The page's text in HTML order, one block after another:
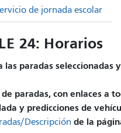
de jornada escolar
24: Horarios
paradas seleccionadas
paradas, con enlaces a
y predicciones de
Descripción de la